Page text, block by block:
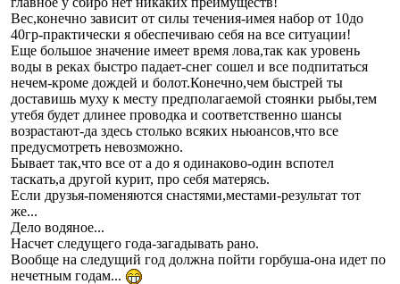
Вес,конечно зависит от силы течения-имея набор от 10до
40гр-практически я обеспечиваю себя на все ситуации!
Еще большое значение имеет время лова,так как уровень
воды в реках быстро падает-снег сошел и все подпитаться
нечем-кроме дождей и болот.Конечно,чем быстрей ты
доставишь муху к месту предполагаемой стоянки рыбы,тем
утебя будет длинее проводка и соответственно шансы
возрастают-да здесь столько всяких ньюансов,что все
предусмотреть невозможно.
Бывает так,что все от а до я одинаково-один вспотел
таскать,а другой курит, про себя матерясь.
Если друзья-поменяются снастями,местами-результат тот
же...
Дело водяное...
Насчет следущего года-загадывать рано.
Вообще на следущий год должна пойти горбуша-она идет по
нечетным годам...